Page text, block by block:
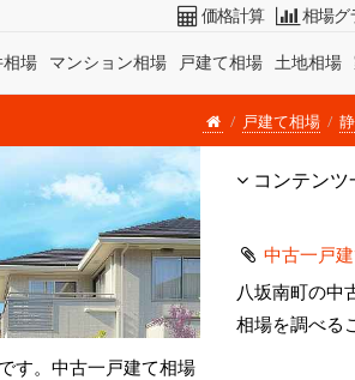
場 マンション相場 戸建て相場 土地相場
価格計算 相場グ
戸建て相場
す。中古一戸建て相場
コンテンツ
中古一戸
八坂南町の中
相場を調べる